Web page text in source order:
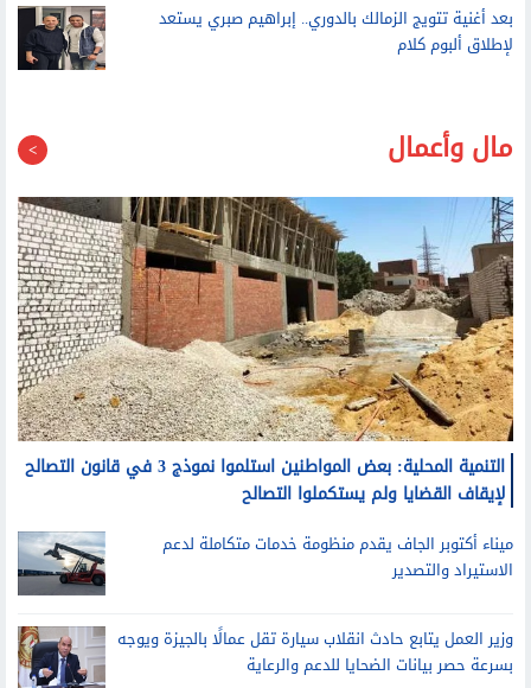
بعد أغنية تتويج الزمالك بالدوري.. إبراهيم صبري يستعد
لإطلاق ألبوم كلام
مال وأعمال
التنمية المحلية: بعض المواطنين استلموا نموذج 3 في قانون التصالح
لإيقاف القضايا ولم يستكملوا التصالح
ميناء أكتوبر الجاف يقدم منظومة خدمات متكاملة لدعم
الاستيراد والتصدير
وزير العمل يتابع حادث انقلاب سيارة تقل عمالًا بالجيزة ويوجه
بسرعة حصر بيانات الضحايا للدعم والرعاية